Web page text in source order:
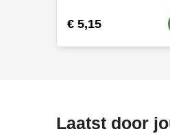
€ 5,15
Laatst door